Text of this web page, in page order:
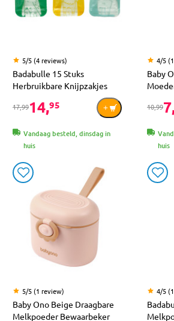
5/5 (4 reviews)
Badabulle 15 Stuks
Herbruikbare Knijpzakjes
17,9914,95
Vandaag besteld, dinsdag in
huis
4/5
Baby
10,99
huis
5/5 (1 review)
Baby Ono Beige Draagbare
Melkpoeder Bewaarbeker
4/5